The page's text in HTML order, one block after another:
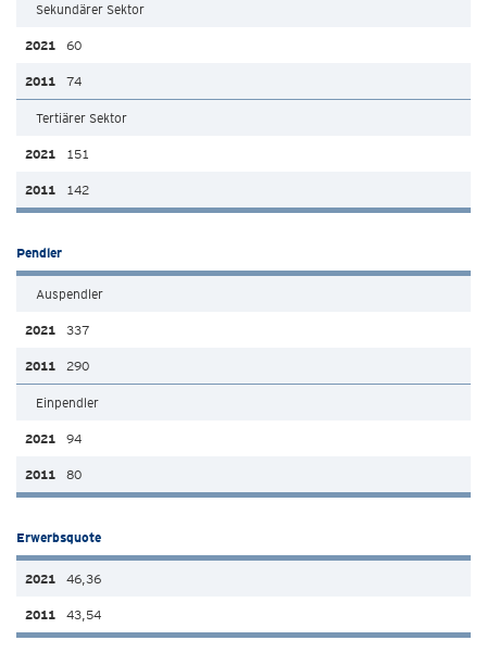
Sekundärer Sektor
60
74
Tertiärer Sektor
151
142
Pendler
Auspendler
337
290
Einpendler
94
80
Erwerbsquote
46,36
43,54